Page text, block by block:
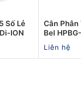
Số Lẻ
ION
Cân Phân
Bel
Liên hệ